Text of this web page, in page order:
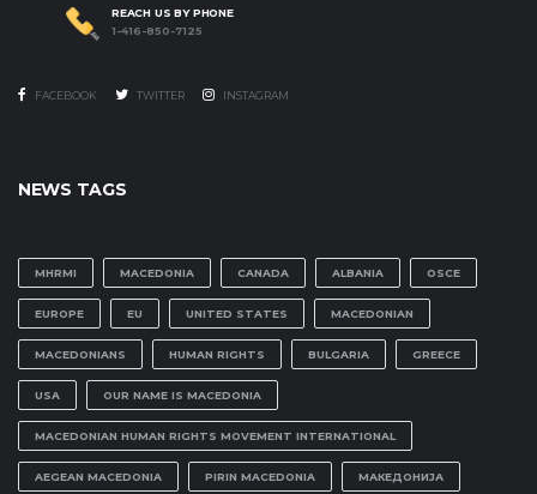
REACH US BY PHONE
1-416-850-7125
FACEBOOK TWITTER INSTAGRAM
NEWS TAGS
MHRMI MACEDONIA CANADA ALBANIA OSCE
EUROPE EU UNITED STATES MACEDONIAN
MACEDONIANS HUMAN RIGHTS BULGARIA GREECE
USA OUR NAME IS MACEDONIA
MACEDONIAN HUMAN RIGHTS MOVEMENT INTERNATIONAL
AEGEAN MACEDONIA PIRIN MACEDONIA МАКЕДОНИЈА